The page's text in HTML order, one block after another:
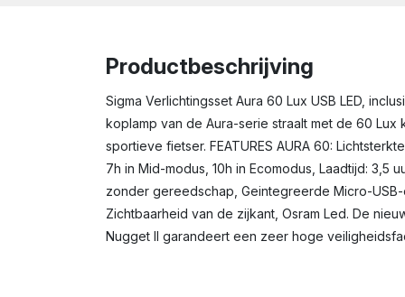
Productbeschrijving
Sigma Verlichtingsset Aura 60 Lux USB LED,
koplamp van de Aura-serie straalt met de 60
sportieve fietser. FEATURES AURA 60:
7h in Mid-modus, 10h in Ecomodus, Laadtijd:
zonder gereedschap, Geintegreerde Micro-
Zichtbaarheid van de zijkant, Osram Led. De
Nugget II garandeert een zeer hoge